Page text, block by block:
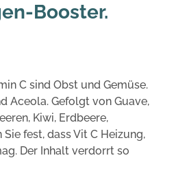
Booster.
C sind Obst und Gemüse.
Aceola. Gefolgt von Guave,
Kiwi, Erdbeere,
fest, dass Vit C Heizung,
Der Inhalt verdorrt so